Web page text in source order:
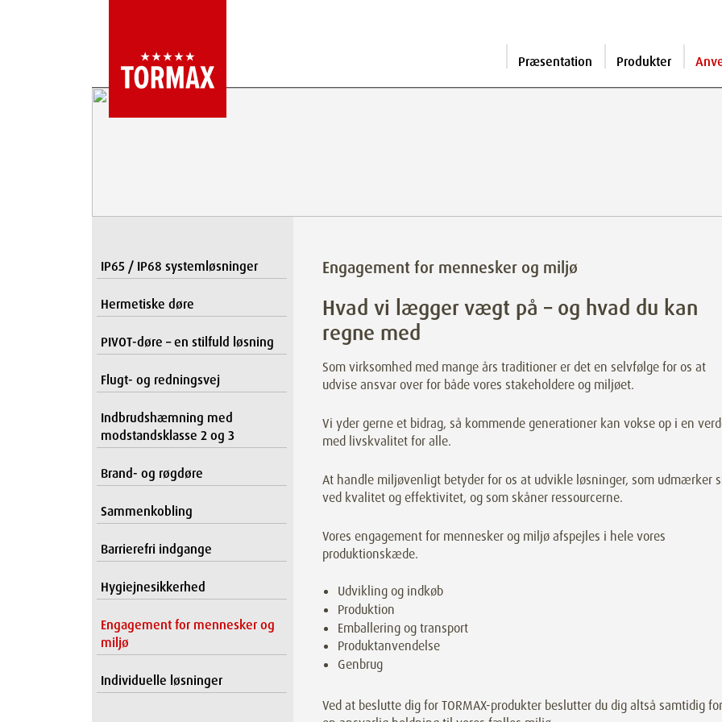
Præsentation Produkter
IP65 / IP68 systemløsninger
Hermetiske døre
PIVOT-døre – en stilfuld løsning
Flugt- og redningsvej
Indbrudshæmning med
modstandsklasse 2 og 3
Brand- og røgdøre
Sammenkobling
Barrierefri indgange
Hygiejnesikkerhed
Engagement for mennesker og
miljø
Individuelle løsninger
Engagement for mennesker og miljø
Hvad vi lægger vægt på – og hvad du kan
regne med
Som virksomhed med mange års traditioner er det en selvfølge for os at
udvise ansvar over for både vores stakeholdere og miljøet.
Vi yder gerne et bidrag, så kommende generationer kan vokse op i en
med livskvalitet for alle.
At handle miljøvenligt betyder for os at udvikle løsninger, som udmærker
ved kvalitet og effektivitet, og som skåner ressourcerne.
Vores engagement for mennesker og miljø afspejles i hele vores
produktionskæde.
Udvikling og indkøb
Produktion
Emballering og transport
Produktanvendelse
Genbrug
Ved at beslutte dig for TORMAX-produkter beslutter du dig altså samtidig for